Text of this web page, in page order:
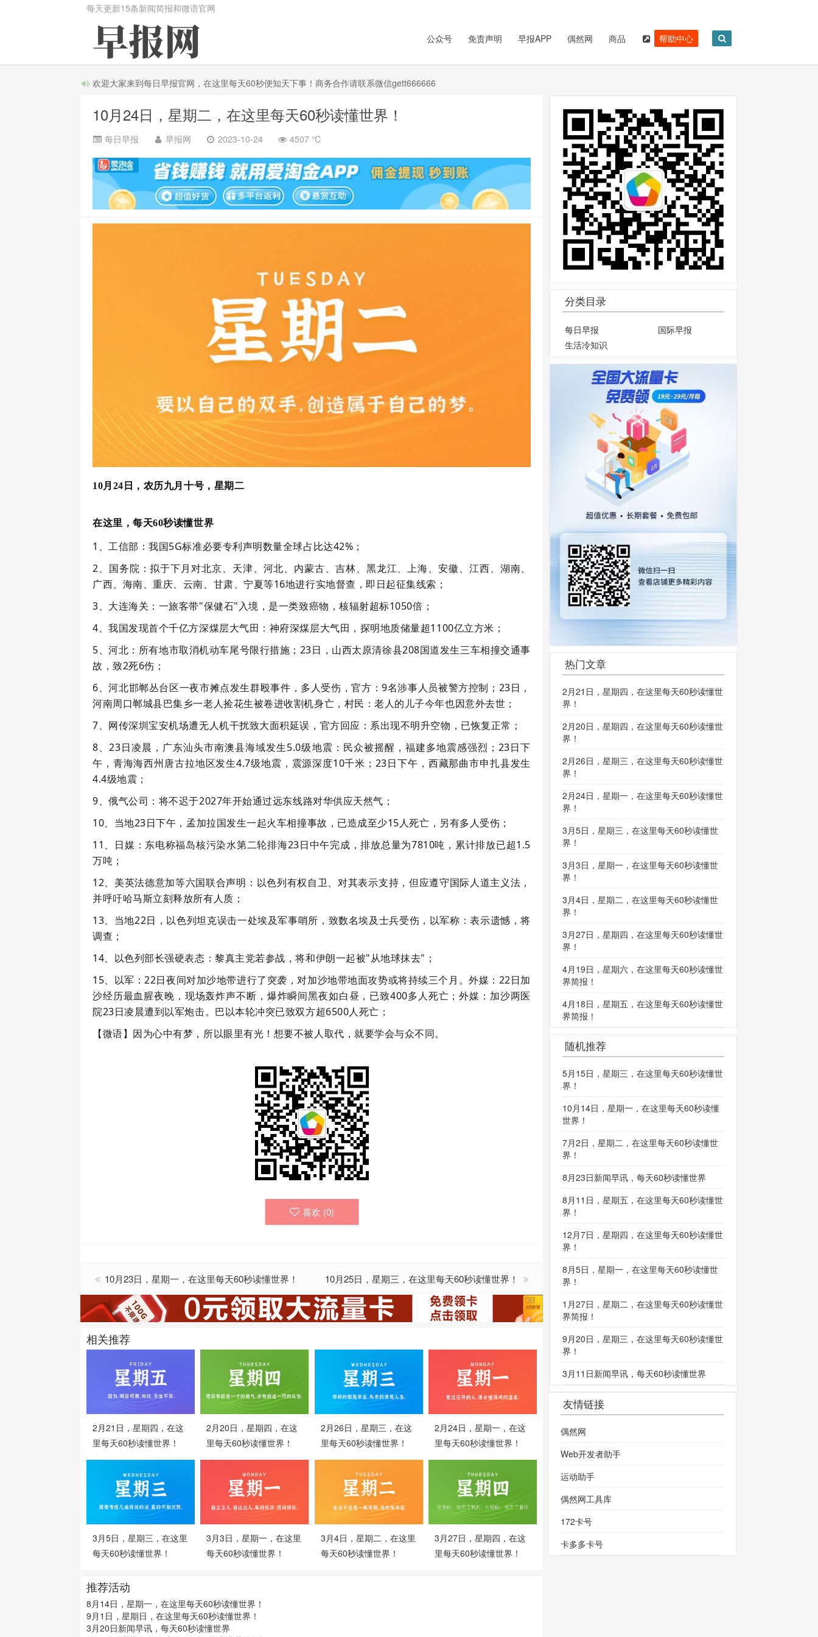
每天更新15条新闻简报和微语官网
公众号 免责声明 早报APP 偶然网 商品 帮助中心
欢迎大家来到每日早报官网，在这里每天60秒便知天下事！商务合作请联系微信gett666666
10月24日，星期二，在这里每天60秒读懂世界！
每日早报 早报网 2023-10-24 4507 ℃
10月24日，农历九月十号，星期二
在这里，每天60秒读懂世界
1、工信部：我国5G标准必要专利声明数量全球占比达42%；
2、国务院：拟于下月对北京、天津、河北、内蒙古、吉林、黑龙江、上海、安徽、江西、湖南、
广西、海南、重庆、云南、甘肃、宁夏等16地进行实地督查，即日起征集线索；
3、大连海关：一旅客带"保健石"入境，是一类致癌物，核辐射超标1050倍；
4、我国发现首个千亿方深煤层大气田：神府深煤层大气田，探明地质储量超1100亿立方米；
5、河北：所有地市取消机动车尾号限行措施；23日，山西太原清徐县208国道发生三车相撞交通事
故，致2死6伤；
6、河北邯郸丛台区一夜市摊点发生群殴事件，多人受伤，官方：9名涉事人员被警方控制；23日，
河南周口郸城县巴集乡一老人捡花生被卷进收割机身亡，村民：老人的儿子今年也因意外去世；
7、网传深圳宝安机场遭无人机干扰致大面积延误，官方回应：系出现不明升空物，已恢复正常；
8、23日凌晨，广东汕头市南澳县海域发生5.0级地震：民众被摇醒，福建多地震感强烈；23日下
午，青海海西州唐古拉地区发生4.7级地震，震源深度10千米；23日下午，西藏那曲市申扎县发生
4.4级地震；
9、俄气公司：将不迟于2027年开始通过远东线路对华供应天然气；
10、当地23日下午，孟加拉国发生一起火车相撞事故，已造成至少15人死亡，另有多人受伤；
11、日媒：东电称福岛核污染水第二轮排海23日中午完成，排放总量为7810吨，累计排放已超1.5
万吨；
12、美英法德意加等六国联合声明：以色列有权自卫、对其表示支持，但应遵守国际人道主义法，
并呼吁哈马斯立刻释放所有人质；
13、当地22日，以色列坦克误击一处埃及军事哨所，致数名埃及士兵受伤，以军称：表示遗憾，将
调查；
14、以色列部长强硬表态：黎真主党若参战，将和伊朗一起被"从地球抹去"；
15、以军：22日夜间对加沙地带进行了突袭，对加沙地带地面攻势或将持续三个月。外媒：22日加
沙经历最血腥夜晚，现场轰炸声不断，爆炸瞬间黑夜如白昼，已致400多人死亡；外媒：加沙两医
院23日凌晨遭到以军炮击。巴以本轮冲突已致双方超6500人死亡；
【微语】因为心中有梦，所以眼里有光！想要不被人取代，就要学会与众不同。
喜欢 (0)
10月23日，星期一，在这里每天60秒读懂世界！ 10月25日，星期三，在这里每天60秒读懂世界！
相关推荐
2月21日，星期四，在这
里每天60秒读懂世界！
2月20日，星期四，在这
里每天60秒读懂世界！
2月26日，星期三，在这
里每天60秒读懂世界！
2月24日，星期一，在这
里每天60秒读懂世界！
3月5日，星期三，在这里
每天60秒读懂世界！
3月3日，星期一，在这里
每天60秒读懂世界！
3月4日，星期二，在这里
每天60秒读懂世界！
3月27日，星期四，在这
里每天60秒读懂世界！
推荐活动
8月14日，星期一，在这里每天60秒读懂世界！
9月1日，星期日，在这里每天60秒读懂世界！
3月20日新闻早讯，每天60秒读懂世界
分类目录
每日早报
国际早报
生活冷知识
热门文章
2月21日，星期四，在这里每天60秒读懂世
界！
2月20日，星期四，在这里每天60秒读懂世
界！
2月26日，星期三，在这里每天60秒读懂世
界！
2月24日，星期一，在这里每天60秒读懂世
界！
3月5日，星期三，在这里每天60秒读懂世
界！
3月3日，星期一，在这里每天60秒读懂世
界！
3月4日，星期二，在这里每天60秒读懂世
界！
3月27日，星期四，在这里每天60秒读懂世
界！
4月19日，星期六，在这里每天60秒读懂世
界简报！
4月18日，星期五，在这里每天60秒读懂世
界简报！
随机推荐
5月15日，星期三，在这里每天60秒读懂世
界！
10月14日，星期一，在这里每天60秒读懂
世界！
7月2日，星期二，在这里每天60秒读懂世
界！
8月23日新闻早讯，每天60秒读懂世界
8月11日，星期五，在这里每天60秒读懂世
界！
12月7日，星期四，在这里每天60秒读懂世
界！
8月5日，星期一，在这里每天60秒读懂世
界！
1月27日，星期二，在这里每天60秒读懂世
界简报！
9月20日，星期三，在这里每天60秒读懂世
界！
3月11日新闻早讯，每天60秒读懂世界
友情链接
偶然网
Web开发者助手
运动助手
偶然网工具库
172卡号
卡多多卡号